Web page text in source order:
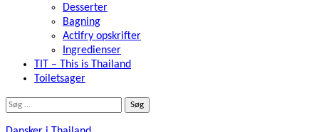
Desserter
Bagning
Actifry opskrifter
Ingredienser
TIT – This is Thailand
Toiletsager
Søg